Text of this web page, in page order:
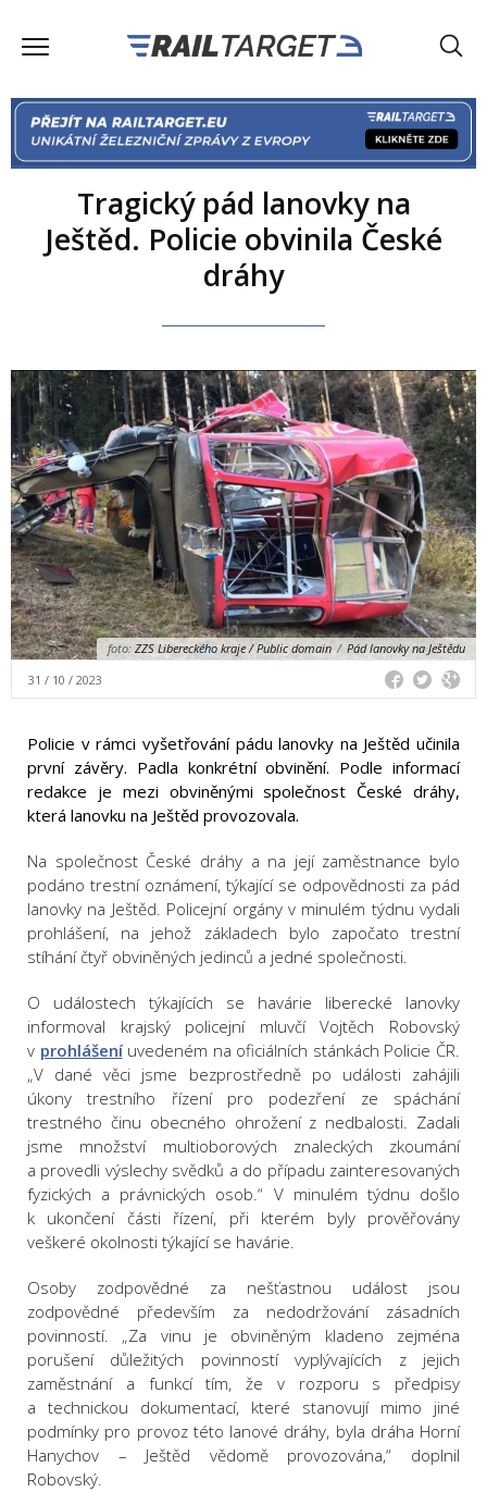
Tragický pád lanovky na
Ještěd. Policie obvinila České
dráhy
foto: ZZS Libereckého kraje / Public domain / Pád lanovky na Ještědu
31 / 10 / 2023
Policie v rámci vyšetřování pádu lanovky na Ještěd učinila
první závěry. Padla konkrétní obvinění. Podle informací
redakce je mezi obviněnými společnost České dráhy,
která lanovku na Ještěd provozovala.
Na společnost České dráhy a na její zaměstnance bylo
podáno trestní oznámení, týkající se odpovědnosti za pád
lanovky na Ještěd. Policejní orgány v minulém týdnu vydali
prohlášení, na jehož základech bylo započato trestní
stíhání čtyř obviněných jedinců a jedné společnosti.
O událostech týkajících se havárie liberecké lanovky
informoval krajský policejní mluvčí Vojtěch Robovský
v prohlášeníuvedeném na oficiálních stánkách Policie ČR.
„V dané věci jsme bezprostředně po události zahájili
úkony trestního řízení pro podezření ze spáchání
trestného činu obecného ohrožení z nedbalosti. Zadali
jsme množství multioborových znaleckých zkoumání
a provedli výslechy svědků a do případu zainteresovaných
fyzických a právnických osob.“ V minulém týdnu došlo
k ukončení části řízení, při kterém byly prověřovány
veškeré okolnosti týkající se havárie.
Osoby zodpovědné za nešťastnou událost jsou
zodpovědné především za nedodržování zásadních
povinností. „Za vinu je obviněným kladeno zejména
porušení důležitých povinností vyplývajících z jejich
zaměstnání a funkcí tím, že v rozporu s předpisy
a technickou dokumentací, které stanovují mimo jiné
podmínky pro provoz této lanové dráhy, byla dráha Horní
Hanychov – Ještěd vědomě provozována,“ doplnil
Robovský.